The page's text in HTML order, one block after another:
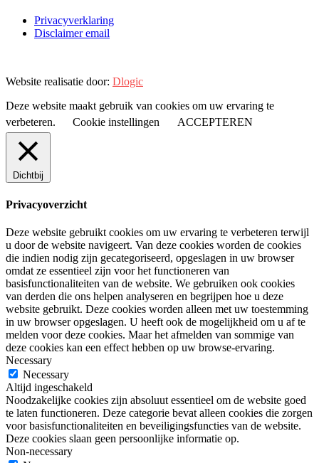
Privacyverklaring
Disclaimer email
Website realisatie door: Dlogic
Deze website maakt gebruik van cookies om uw ervaring te
verbeteren.
Cookie instellingen ACCEPTEREN
Dichtbij
Privacyoverzicht
Deze website gebruikt cookies om uw ervaring te verbeteren terwijl
u door de website navigeert. Van deze cookies worden de cookies
die indien nodig zijn gecategoriseerd, opgeslagen in uw browser
omdat ze essentieel zijn voor het functioneren van
basisfunctionaliteiten van de website. We gebruiken ook cookies
van derden die ons helpen analyseren en begrijpen hoe u deze
website gebruikt. Deze cookies worden alleen met uw toestemming
in uw browser opgeslagen. U heeft ook de mogelijkheid om u af te
melden voor deze cookies. Maar het afmelden van sommige van
deze cookies kan een effect hebben op uw browse-ervaring.
Necessary
Necessary
Altijd ingeschakeld
Noodzakelijke cookies zijn absoluut essentieel om de website goed
te laten functioneren. Deze categorie bevat alleen cookies die zorgen
voor basisfunctionaliteiten en beveiligingsfuncties van de website.
Deze cookies slaan geen persoonlijke informatie op.
Non-necessary